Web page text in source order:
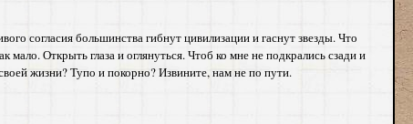
согласия большинства гибнут цивилизации и гаснут звезды. Что
мало. Открыть глаза и оглянуться. Чтоб ко мне не подкрались сзади и
жизни? Тупо и покорно? Извините, нам не по пути.